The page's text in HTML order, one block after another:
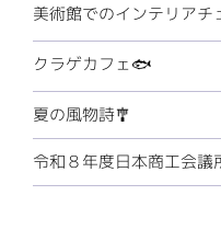
美術館でのインテリア
クラゲカフェ🐟
夏の風物詩🎐
令和８年度日本商工会